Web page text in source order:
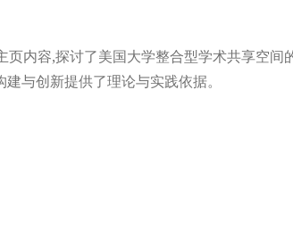
内容,探讨了美国大学整合型学术共享空间
与创新提供了理论与实践依据。